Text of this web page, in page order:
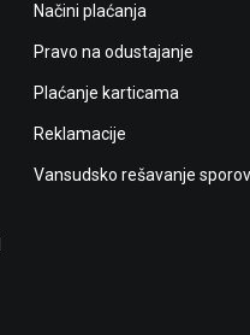
Načini plaćanja
Pravo na odustajanje
Plaćanje karticama
Reklamacije
Vansudsko rešavanje